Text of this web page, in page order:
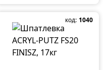
код: 1040